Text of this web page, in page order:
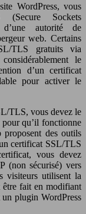
WordPress, vous
Sockets
d’une autorité de
web. Certains
TLS gratuits via
le
d’un certificat
pour activer le
TLS, vous devez le
qu’il fonctionne
proposent des outils
certificat SSL/TLS
vous devez
(non sécurisé) vers
visiteurs utilisent la
être fait en modifiant
plugin WordPress